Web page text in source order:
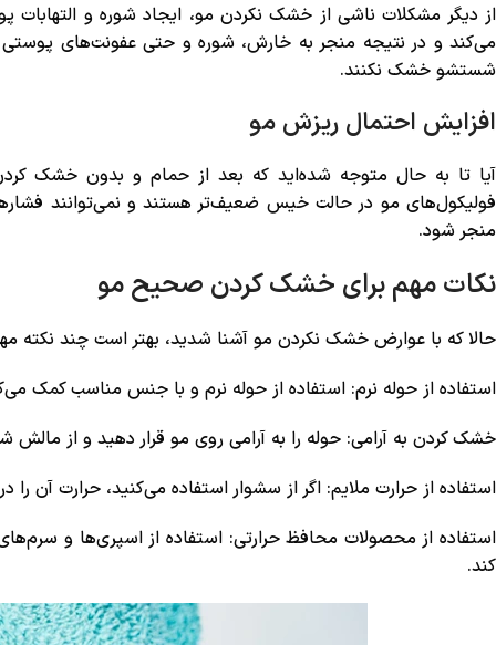
از دیگر مشکلات ناشی از خشک نکردن مو، ایجاد شوره و
می‌کند و در نتیجه منجر به خارش، شوره و حتی عفونت‌های
شستشو خشک نکنند.
افزایش احتمال ریزش مو
آیا تا به حال متوجه شده‌اید که بعد از حمام و بدون خشک
فولیکول‌های مو در حالت خیس ضعیف‌تر هستند و نمی‌توانند
منجر شود.
نکات مهم برای خشک کردن صحیح مو
حالا که با عوارض خشک نکردن مو آشنا شدید، بهتر است چند نکته
استفاده از حوله نرم: استفاده از حوله نرم و با جنس مناسب کمک
خشک کردن به آرامی: حوله را به آرامی روی مو قرار دهید و از
استفاده از حرارت ملایم: اگر از سشوار استفاده می‌کنید، حرارت آن
استفاده از محصولات محافظ حرارتی: استفاده از اسپری‌ها و
کند.